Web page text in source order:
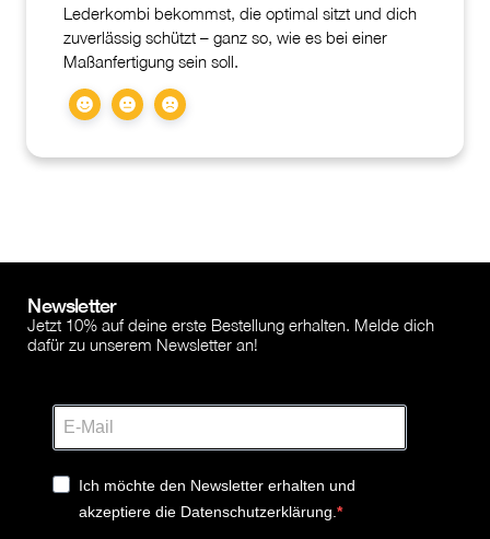
Lederkombi bekommst, die optimal sitzt und dich
zuverlässig schützt – ganz so, wie es bei einer
Maßanfertigung sein soll.
Newsletter
Jetzt 10% auf deine erste Bestellung erhalten. Melde dich
dafür zu unserem Newsletter an!
Ich möchte den Newsletter erhalten und
akzeptiere die Datenschutzerklärung.